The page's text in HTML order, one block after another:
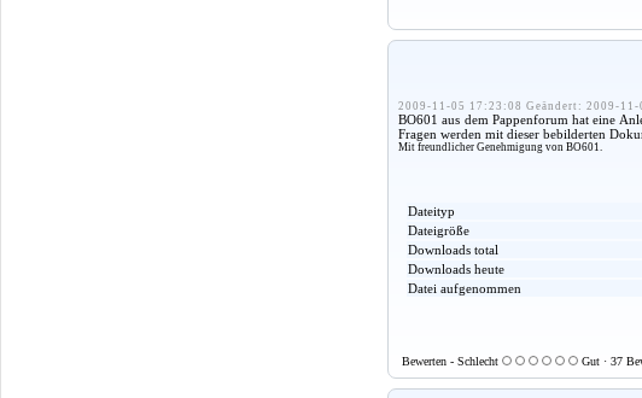
2009-11-05 17:23:08 Geändert: 2009-
BO601 aus dem Pappenforum hat eine
Fragen werden mit dieser bebilderten
Mit freundlicher Genehmigung von BO601.
Dateityp
Dateigröße
Downloads total
Downloads heute
Datei aufgenommen
Bewerten - Schlecht Gut · 37